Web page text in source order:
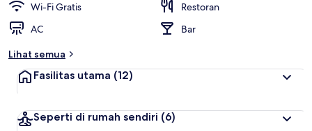
Wi-Fi Gratis
Restoran
AC
Bar
Lihat semua
Fasilitas utama (12)
Seperti di rumah sendiri (6)